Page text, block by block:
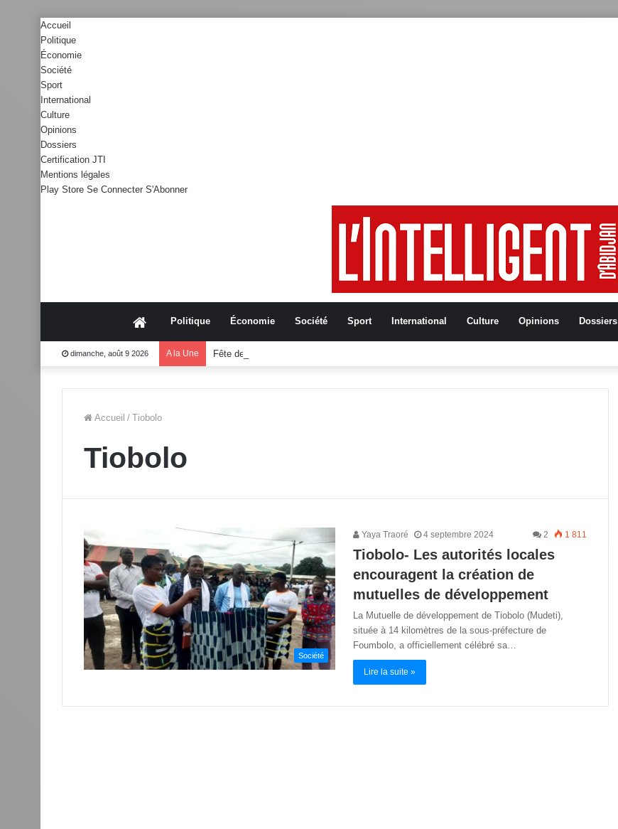
Accueil
Politique
Économie
Société
Sport
International
Culture
Opinions
Dossiers
Certification JTI
Mentions légales
Play Store Se Connecter S'Abonner
AccueilPolitique Économie Société Sport International Culture Opinions Dossiers
dimanche, août 9 2026 A la Une Fête des mères 2026:Moussa Traoré Koudougou rend hommage aux femmes de Morondo
Accueil / Tiobolo
Tiobolo
Société
Yaya Traoré 4 septembre 2024 2 1 811
Tiobolo- Les autorités locales
encouragent la création de
mutuelles de développement
La Mutuelle de développement de Tiobolo (Mudeti),
située à 14 kilomètres de la sous-préfecture de
Foumbolo, a officiellement célébré sa…
Lire la suite »